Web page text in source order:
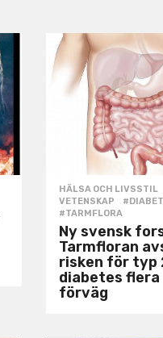
HÄLSA OCH LIVSSTIL
VETENSKAP
#TARMFLORA
Ny svensk
Tarmfloran
risken för typ
diabetes flera
förväg